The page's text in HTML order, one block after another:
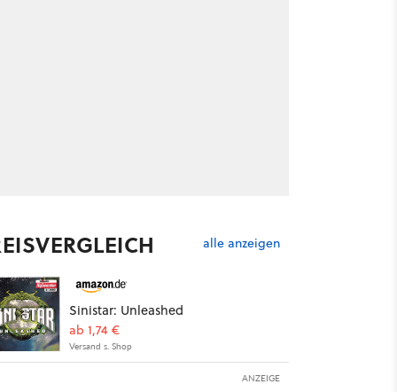
alle anzeigen
Sinistar: Unleashed
ab 1,74 €
Versand s. Shop
ANZEIGE